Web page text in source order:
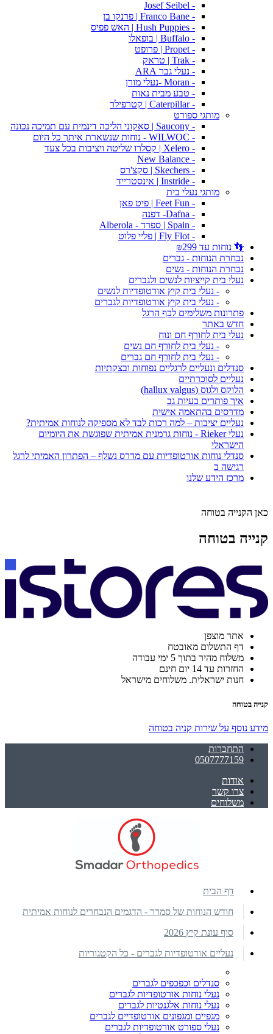
- Josef Seibel
- Franco Bane | פרנקו בן
- Hush Puppies | האש פפיס
- Buffalo | בופאלו
- Propet | פרופט
- Trak | טראק
- נעלי גבר ARA
- Moran -נעלי מורן
- טבע מבית נאות
- Caterpillar | קטרפילר
מותגי ספורט
- Saucony | סאקוני הליכה דינמית עם תמיכה נכונה
- WILWOC - נוחות שנשארת איתך כל היום
- Xelero | קסלרו שליטה ויציבות בכל צעד
- New Balance
- Skechers | סקצ'רס
- Instride | אינסטרייד
מותגי נעלי בית
- Feet Fun | פיט פאן
- Dafna- דפנה
- Spain | ספרד - Alberola
- Fly Flot | פליי פלוט
👣 נוחות עד ₪299
נבחרת הנוחות - גברים
נבחרת הנוחות - נשים
נעלי בית קייציות לנשים ולגברים
- נעלי בית קיץ אורטופדיות לנשים
- נעלי בית קיץ אורטופדיות לגברים
פתרונות משלימים לכף הרגל
חדש באתר
נעלי בית לחורף חם ונוח
- נעלי בית לחורף חם נשים
- נעלי בית לחורף חם גברים
סנדלים ונעליים לרגליים נפוחות ובצקתיות
נעליים לסוכרתיים
הלוקס ולגוס (hallux valgus)
איך פותרים בעיות גב
מדרסים בהתאמה אישית
נעליים יציבות – למה רכות לבד לא מספיקה לנוחות אמיתית?
נעלי Rieker - נוחות גרמנית אמיתית שפוגשת את היומיום
הישראלי
סנדלי נוחות אורטופדיות עם מדרס נשלף – הפתרון האמיתי לרגל
רגישה ב
מרכז הידע שלנו
כאן הקנייה בטוחה
קנייה בטוחה
אתר מוצפן
דף התשלום מאובטח
משלוח מהיר בתוך 5 ימי עבודה
החזרות עד 14 יום חינם
חנות ישראלית. משלוחים מישראל
קנייה בטוחה
מידע נוסף על שירות קניה בטוחה
התחברות
0507777159
אודות
צרו קשר
משלוחים
דף הבית
חודש הנוחות של סמדר - הדגמים הנבחרים לנוחות אמיתית
סוף עונת קיץ 2026
נעליים אורטופדיות לגברים - כל הקטגוריות
סנדלים וכפכפים לגברים
נעלי נוחות אורטופדיות לגברים
נעלי נוחות אלגנטיות לגברים
מגפיים ומגפונים אורטופדיים לגברים
נעלי ספורט אורטופדיות לגברים